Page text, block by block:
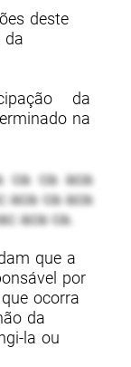
deste
da
da
na
ca ca aca
aca ca aca
aca ca.
que a
por
ocorra
da
la ou